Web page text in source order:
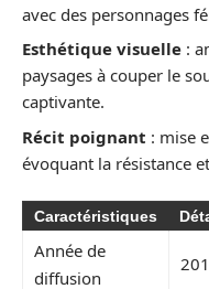
avec des personnages
Esthétique visuelle :
paysages à couper le
captivante.
Récit poignant : mise
évoquant la résistance
Caractéristiques
Année de
diffusion